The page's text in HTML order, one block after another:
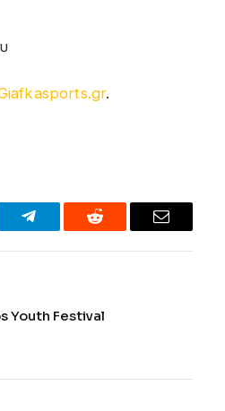
.
Telegram Reddit Email
Youth Festival